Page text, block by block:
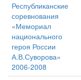
Республиканские
соревнования
«Мемориал
национального
героя России
А.В.Суворова»
2006-2008